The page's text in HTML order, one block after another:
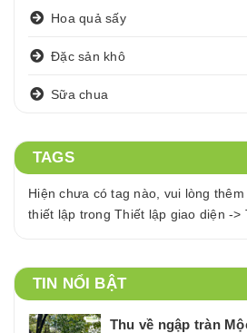
Hoa quả sấy
Đặc sản khô
Sữa chua
TAGS
Hiện chưa có tag nào, vui lòng
thiết lập trong Thiết lập giao diện ->
TIN NỔI BẬT
Thu về ngập tràn